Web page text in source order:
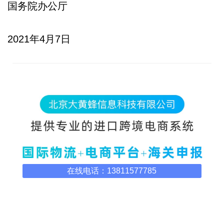
国务院办公厅
2021年4月7日
在线电话：13811577785